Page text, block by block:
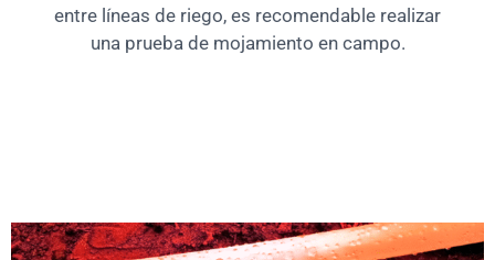
entre líneas de riego, es recomendable realizar
una prueba de mojamiento en campo.